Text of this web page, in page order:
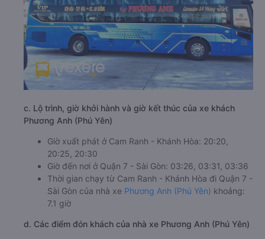
c. Lộ trình, giờ khởi hành và giờ kết thúc của xe khách
Phương Anh (Phú Yên)
Giờ xuất phát ở Cam Ranh - Khánh Hòa: 20:20,
20:25, 20:30
Giờ đến nơi ở Quận 7 - Sài Gòn: 03:26, 03:31, 03:36
Thời gian chạy từ Cam Ranh - Khánh Hòa đi Quận 7 -
Sài Gòn của nhà xe Phương Anh (Phú Yên) khoảng:
7.1 giờ
d. Các điểm đón khách của nhà xe Phương Anh (Phú Yên)